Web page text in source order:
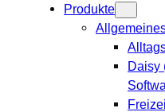
Produkte
Daisy